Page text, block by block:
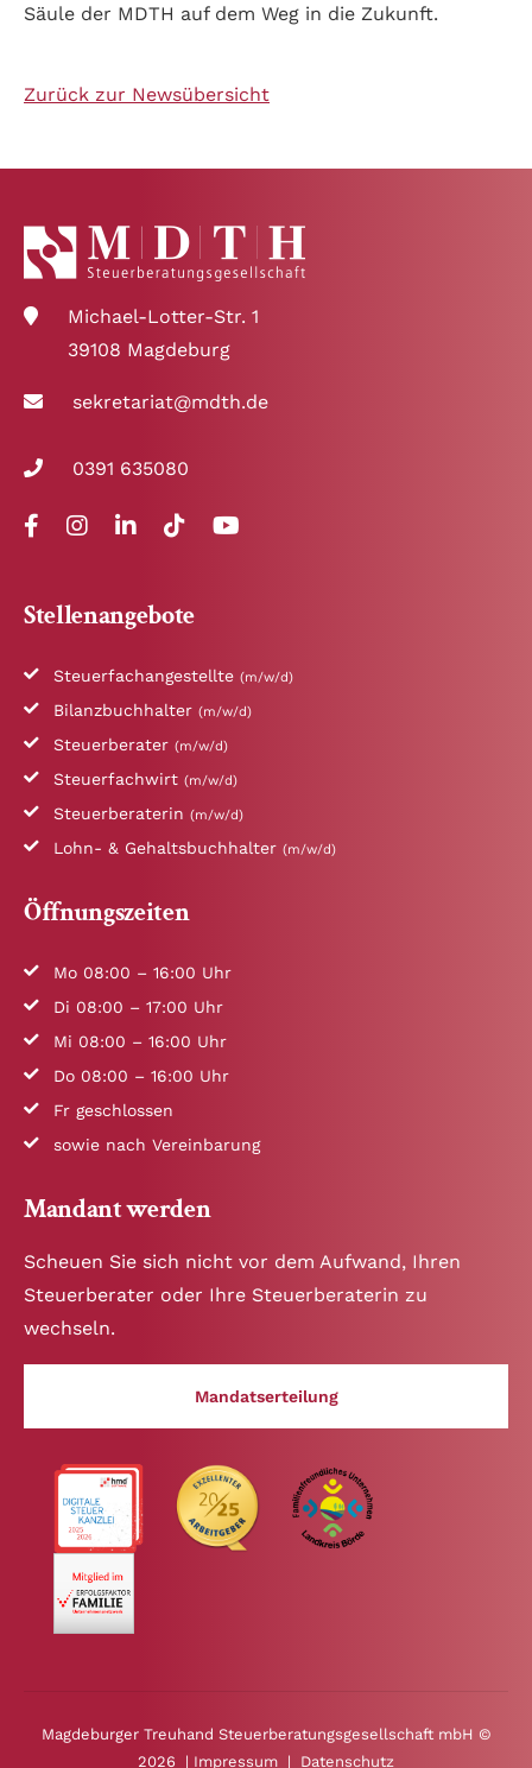
Säule der MDTH auf dem Weg in die Zukunft.
Zurück zur Newsübersicht
Michael-Lotter-Str. 1
39108 Magdeburg
sekretariat@mdth.de
0391 635080
Stellenangebote
Steuerfachangestellte (m/w/d)
Bilanzbuchhalter (m/w/d)
Steuerberater (m/w/d)
Steuerfachwirt (m/w/d)
Steuerberaterin (m/w/d)
Lohn- & Gehaltsbuchhalter (m/w/d)
Öffnungszeiten
Mo 08:00 – 16:00 Uhr
Di 08:00 – 17:00 Uhr
Mi 08:00 – 16:00 Uhr
Do 08:00 – 16:00 Uhr
Fr geschlossen
sowie nach Vereinbarung
Mandant werden
Scheuen Sie sich nicht vor dem Aufwand, Ihren
Steuerberater oder Ihre Steuerberaterin zu
wechseln.
Mandatserteilung
Magdeburger Treuhand Steuerberatungsgesellschaft mbH ©
2026 | Impressum | Datenschutz